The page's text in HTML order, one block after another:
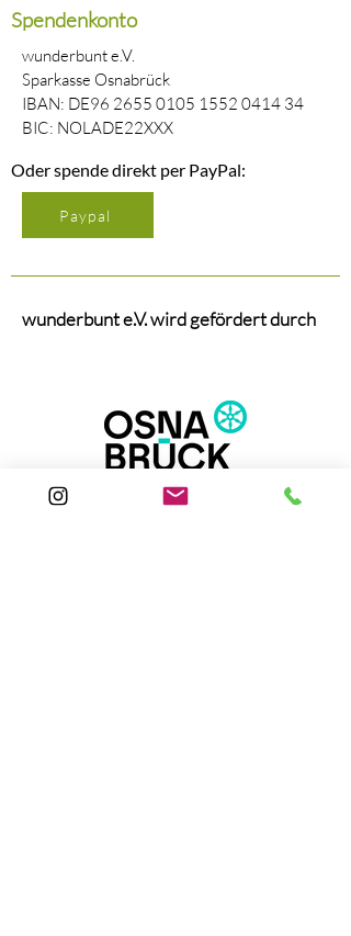
Spendenkonto
wunderbunt e.V.
Sparkasse Osnabrück
IBAN: DE96 2655 0105 1552 0414 34
BIC: NOLADE22XXX
Oder spende direkt per PayPal:
Paypal
wunderbunt e.V. wird gefördert durch